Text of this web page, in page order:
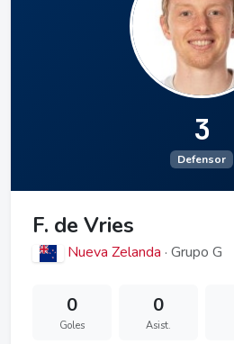
3
Defensor
F. de Vries
Nueva Zelanda · Grupo G
0
Goles
0
Asist.